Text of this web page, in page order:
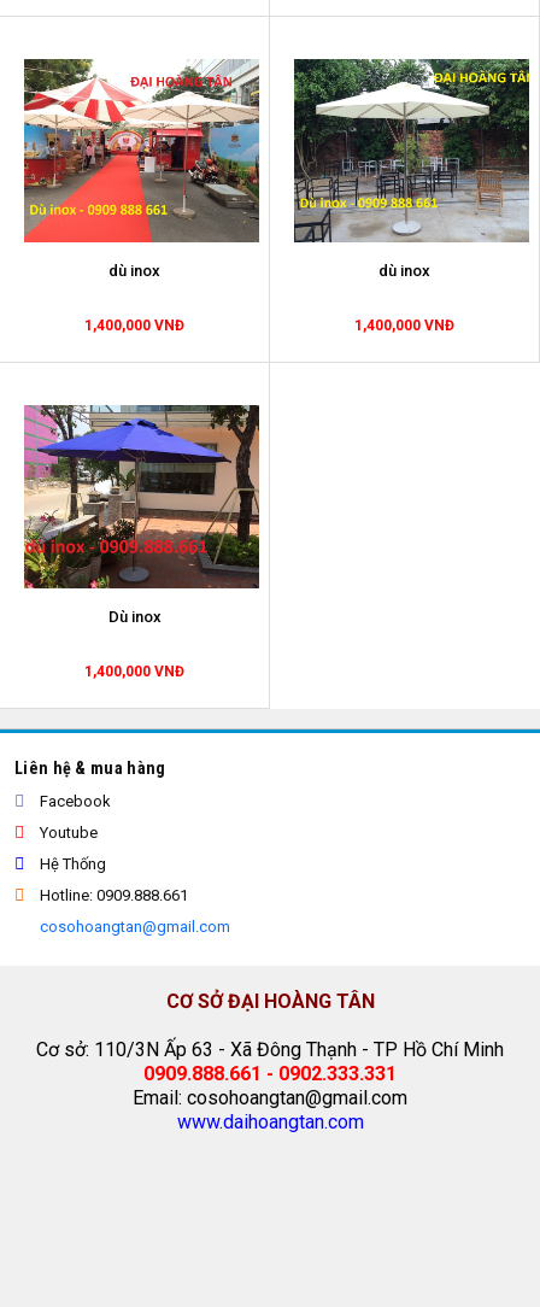
dù inox
1,400,000 VNĐ
dù inox
1,400,000 VNĐ
Dù inox
1,400,000 VNĐ
Liên hệ & mua hàng
Facebook
Youtube
Hệ Thống
Hotline: 0909.888.661
cosohoangtan@gmail.com
CƠ SỞ ĐẠI HOÀNG TÂN
Cơ sở: 110/3N Ấp 63 - Xã Đông Thạnh - TP Hồ Chí Minh
0909.888.661 - 0902.333.331
Email: cosohoangtan@gmail.com
www.daihoangtan.com